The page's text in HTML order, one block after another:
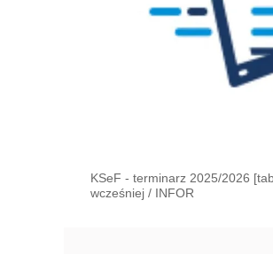
KSeF - terminarz 2025/2026
wcześniej / INFOR